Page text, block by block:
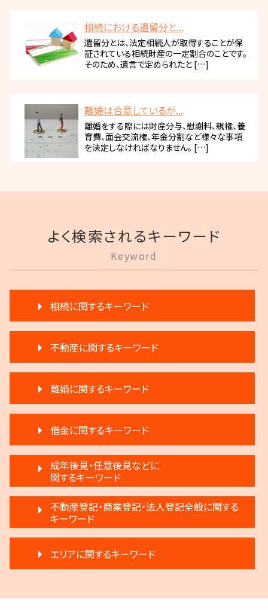
相続における遺留分と...
遺留分とは、法定相続人が取得することが保
証されている相続財産の一定割合のことです。
そのため、遺言で定められたと […]
離婚は合意しているが...
離婚をする際には財産分与、慰謝料、親権、養
育費、面会交流権、年金分割など様々な事項
を決定しなければなりません。 […]
よく検索されるキーワード
Keyword
相続に関するキーワード
生前贈与 注意点
遺言 執行 いつ
相続 遠方
相続 遺産分割協議書
相続人申告登記 デメリット
相続 争い
遺言 執行 相続人
相続 相談
遺留分 計算
遺産分割 第三者
相続 遺留分 割合
相続放棄 デメリット
限定承認とは 弁護士
相続 分割協議書
限定承認 相続
相続 弁護士
相続登記 義務化 過去の相続
不動産に関するキーワード
家賃 滞納 法的措置
不動産 弁護士
不動産 明け渡し 強制執行
不動産 明け渡し請求
不動産 明け渡し 調停
賃料増額 借地借家法
家賃 滞納 引越し
賃料増額 更新
家賃滞納 強制退去
滞納家賃請求 時効
賃料増額 交渉
不動産 売買
家賃 滞納 弁護士
家賃 値上げ 交渉
離婚に関するキーワード
親権争い 父親が勝つ場合
離婚 慰謝料
調停離婚 弁護士
離婚 子供 戸籍
離婚 話し合い
離婚 円満調停
離婚調停 不成立
離婚 不動産
離婚 相手が拒否
借金に関するキーワード
任意整理 影響
民事再生法とは 法人
民事再生 弁護士
民事再生 遅延損害金
破産 法人
任意整理 住宅ローン
民事再生法 個人
任意整理 流れ
成年後見・任意後見などに
関するキーワード
任意後見制度 義務
任意後見制度 代理人
任意後見制度 申し立て
成年後見人 手続き 家族
成年後見 デメリット
不動産登記・商業登記・法人登記全般に関する
キーワード
不動産登記 アパート
商業登記 番号
法人登記 個人事業主
エリアに関するキーワード
調布市 登記全般